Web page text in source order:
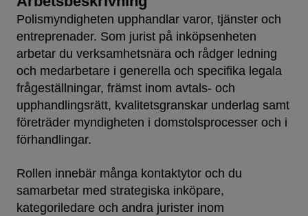
Polismyndigheten upphandlar varor, tjänster och
entreprenader. Som jurist på inköpsenheten
arbetar du verksamhetsnära och rådger ledning
och medarbetare i generella och specifika legala
frågeställningar, främst inom avtals- och
upphandlingsrätt, kvalitetsgranskar underlag samt
företräder myndigheten i domstolsprocesser och i
förhandlingar.
Rollen innebär många kontaktytor och du
samarbetar med strategiska inköpare,
kategoriledare och andra jurister inom